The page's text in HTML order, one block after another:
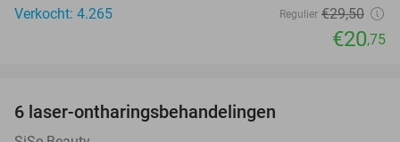
Verkocht: 4.265
Regulier €29,50
€20,75
6 laser-ontharingsbehandelingen